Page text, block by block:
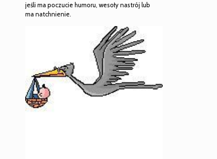
jeśli ma poczucie humoru, wesoły nastrój lub
ma natchnienie.